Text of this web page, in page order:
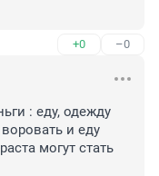
+0 –0
: еду, одежду
и еду
могут стать